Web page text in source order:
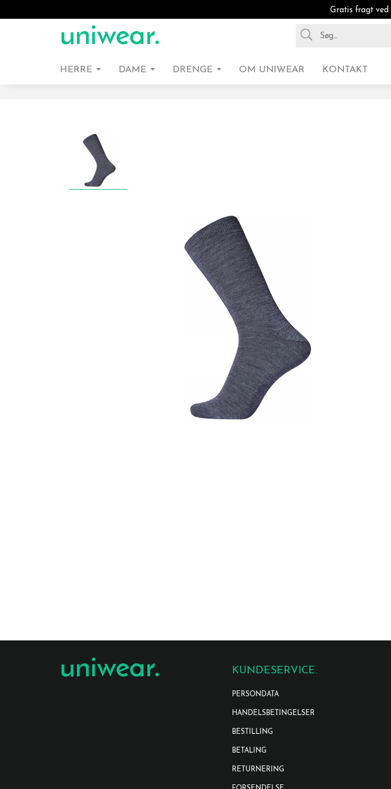
Gratis fragt ved
HERRE DAME DRENGE OM UNIWEAR KONTAKT
KUNDESERVICE.
PERSONDATA
HANDELSBETINGELSER
BESTILLING
BETALING
RETURNERING